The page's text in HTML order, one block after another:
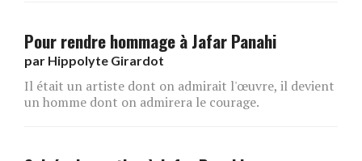
Pour rendre hommage à Jafar Panahi
par Hippolyte Girardot
Il était un artiste dont on admirait l'œuvre, il devient
un homme dont on admirera le courage.